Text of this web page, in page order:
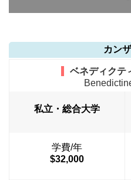
カン
ベネディクテ
私立・総合大学
学費/年
$32,000